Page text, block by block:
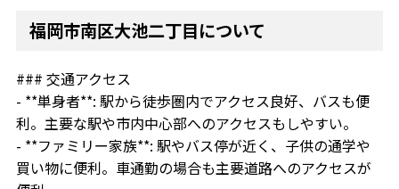
福岡市南区大池二丁目について
### 交通アクセス
- **単身者**: 駅から徒歩圏内でアクセス良好、バスも便
利。主要な駅や市内中心部へのアクセスもしやすい。
- **ファミリー家族**: 駅やバス停が近く、子供の通学や
買い物に便利。車通勤の場合も主要道路へのアクセスが